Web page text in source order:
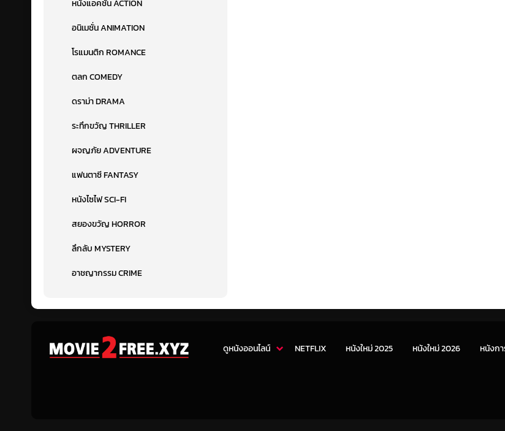
หนังแอคชั่น ACTION
อนิเมชั่น ANIMATION
โรแมนติก ROMANCE
ตลก COMEDY
ดราม่า DRAMA
ระทึกขวัญ THRILLER
ผจญภัย ADVENTURE
แฟนตาซี FANTASY
หนังไซไฟ SCI-FI
สยองขวัญ HORROR
ลึกลับ MYSTERY
อาชญากรรม CRIME
ดูหนังออนไลน์ NETFLIX หนังใหม่ 2025 หนังใหม่ 2026 หนังก